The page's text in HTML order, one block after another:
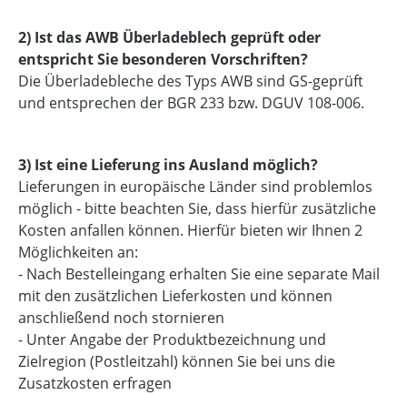
2) Ist das AWB Überladeblech geprüft oder
entspricht Sie besonderen Vorschriften?
Die Überladebleche des Typs AWB sind GS-geprüft
und entsprechen der BGR 233 bzw. DGUV 108-006.
3) Ist eine Lieferung ins Ausland möglich?
Lieferungen in europäische Länder sind problemlos
möglich - bitte beachten Sie, dass hierfür zusätzliche
Kosten anfallen können. Hierfür bieten wir Ihnen 2
Möglichkeiten an:
- Nach Bestelleingang erhalten Sie eine separate Mail
mit den zusätzlichen Lieferkosten und können
anschließend noch stornieren
- Unter Angabe der Produktbezeichnung und
Zielregion (Postleitzahl) können Sie bei uns die
Zusatzkosten erfragen